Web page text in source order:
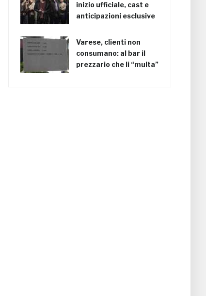
inizio ufficiale, cast e
anticipazioni esclusive
Varese, clienti non
consumano: al bar il
prezzario che li “multa”